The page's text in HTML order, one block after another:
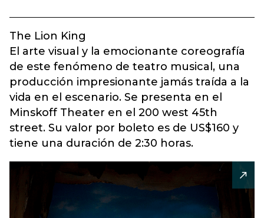
The Lion King
El arte visual y la emocionante coreografía
de este fenómeno de teatro musical, una
producción impresionante jamás traída a la
vida en el escenario. Se presenta en el
Minskoff Theater en el 200 west 45th
street. Su valor por boleto es de US$160 y
tiene una duración de 2:30 horas.